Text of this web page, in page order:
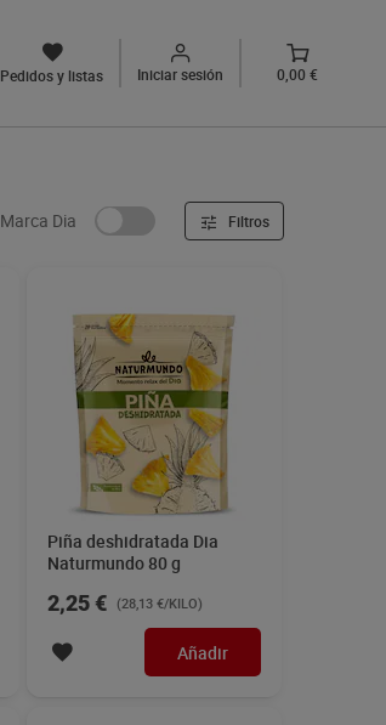
Pedidos y listas Iniciar sesión 0,00 €
Marca Dia Filtros
Piña deshidratada Dia
Naturmundo 80 g
2,25 € (28,13 €/KILO)
Añadir